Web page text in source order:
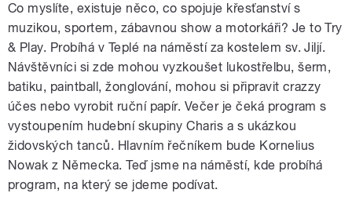
Co myslíte, existuje něco, co spojuje křesťanství s
muzikou, sportem, zábavnou show a motorkáři? Je to Try
& Play. Probíhá v Teplé na náměstí za kostelem sv. Jiljí.
Návštěvníci si zde mohou vyzkoušet lukostřelbu, šerm,
batiku, paintball, žonglování, mohou si připravit crazzy
účes nebo vyrobit ruční papír. Večer je čeká program s
vystoupením hudební skupiny Charis a s ukázkou
židovských tanců. Hlavním řečníkem bude Kornelius
Nowak z Německa. Teď jsme na náměstí, kde probíhá
program, na který se jdeme podívat.